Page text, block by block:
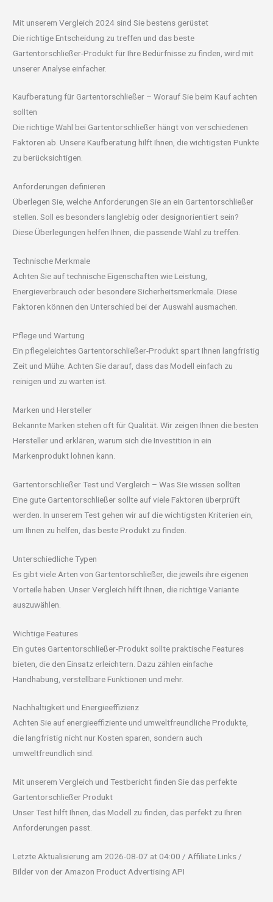
Mit unserem Vergleich 2024 sind Sie bestens gerüstet
Die richtige Entscheidung zu treffen und das beste
Gartentorschließer-Produkt für Ihre Bedürfnisse zu finden, wird mit
unserer Analyse einfacher.
Kaufberatung für Gartentorschließer – Worauf Sie beim Kauf achten
sollten
Die richtige Wahl bei Gartentorschließer hängt von verschiedenen
Faktoren ab. Unsere Kaufberatung hilft Ihnen, die wichtigsten Punkte
zu berücksichtigen.
Anforderungen definieren
Überlegen Sie, welche Anforderungen Sie an ein Gartentorschließer
stellen. Soll es besonders langlebig oder designorientiert sein?
Diese Überlegungen helfen Ihnen, die passende Wahl zu treffen.
Technische Merkmale
Achten Sie auf technische Eigenschaften wie Leistung,
Energieverbrauch oder besondere Sicherheitsmerkmale. Diese
Faktoren können den Unterschied bei der Auswahl ausmachen.
Pflege und Wartung
Ein pflegeleichtes Gartentorschließer-Produkt spart Ihnen langfristig
Zeit und Mühe. Achten Sie darauf, dass das Modell einfach zu
reinigen und zu warten ist.
Marken und Hersteller
Bekannte Marken stehen oft für Qualität. Wir zeigen Ihnen die besten
Hersteller und erklären, warum sich die Investition in ein
Markenprodukt lohnen kann.
Gartentorschließer Test und Vergleich – Was Sie wissen sollten
Eine gute Gartentorschließer sollte auf viele Faktoren überprüft
werden. In unserem Test gehen wir auf die wichtigsten Kriterien ein,
um Ihnen zu helfen, das beste Produkt zu finden.
Unterschiedliche Typen
Es gibt viele Arten von Gartentorschließer, die jeweils ihre eigenen
Vorteile haben. Unser Vergleich hilft Ihnen, die richtige Variante
auszuwählen.
Wichtige Features
Ein gutes Gartentorschließer-Produkt sollte praktische Features
bieten, die den Einsatz erleichtern. Dazu zählen einfache
Handhabung, verstellbare Funktionen und mehr.
Nachhaltigkeit und Energieeffizienz
Achten Sie auf energieeffiziente und umweltfreundliche Produkte,
die langfristig nicht nur Kosten sparen, sondern auch
umweltfreundlich sind.
Mit unserem Vergleich und Testbericht finden Sie das perfekte
Gartentorschließer Produkt
Unser Test hilft Ihnen, das Modell zu finden, das perfekt zu Ihren
Anforderungen passt.
Letzte Aktualisierung am 2026-08-07 at 04:00 / Affiliate Links /
Bilder von der Amazon Product Advertising API